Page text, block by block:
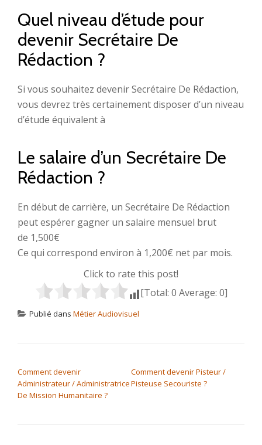
Quel niveau d’étude pour
devenir Secrétaire De
Rédaction ?
Si vous souhaitez devenir Secrétaire De Rédaction,
vous devrez très certainement disposer d’un niveau
d’étude équivalent à
Le salaire d’un Secrétaire De
Rédaction ?
En début de carrière, un Secrétaire De Rédaction
peut espérer gagner un salaire mensuel brut
de 1,500€
Ce qui correspond environ à 1,200€ net par mois.
Click to rate this post!
[Total: 0 Average: 0]
Publié dans Métier Audiovisuel
Comment devenir
Administrateur / Administratrice
De Mission Humanitaire ?
Comment devenir Pisteur /
Pisteuse Secouriste ?